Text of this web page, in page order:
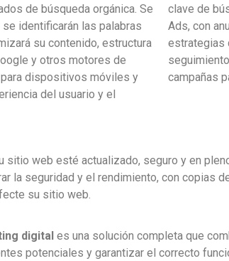
de búsqueda orgánica. Se
identificarán las palabras
su contenido, estructura
y otros motores de
dispositivos móviles y
del usuario y el
clave de
Ads, con
estrategias
campañas
sitio web esté actualizado, seguro y en
la seguridad y el rendimiento, con copias
su sitio web.
digital es una solución completa que
potenciales y garantizar el correcto